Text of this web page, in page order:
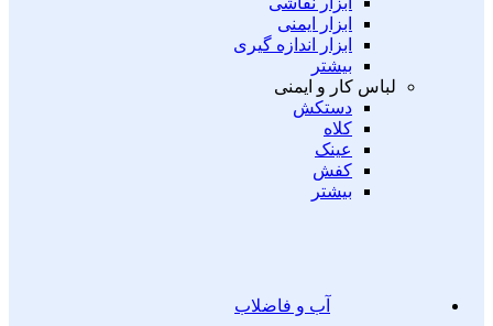
ابزار ایمنی
ابزار اندازه گیری
بیشتر
لباس کار و ایمنی
دستکش
کلاه
عینک
کفش
بیشتر
آب و فاضلاب